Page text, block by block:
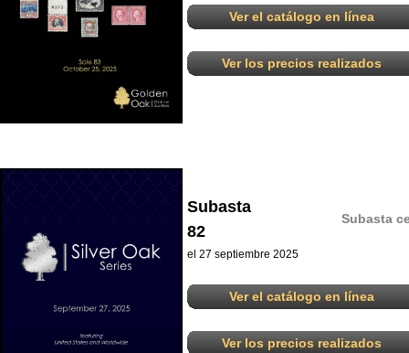
Ver el catálogo en línea
Ver los precios realizados
Subasta
82
Subasta
el 27 septiembre 2025
Ver el catálogo en línea
Ver los precios realizados